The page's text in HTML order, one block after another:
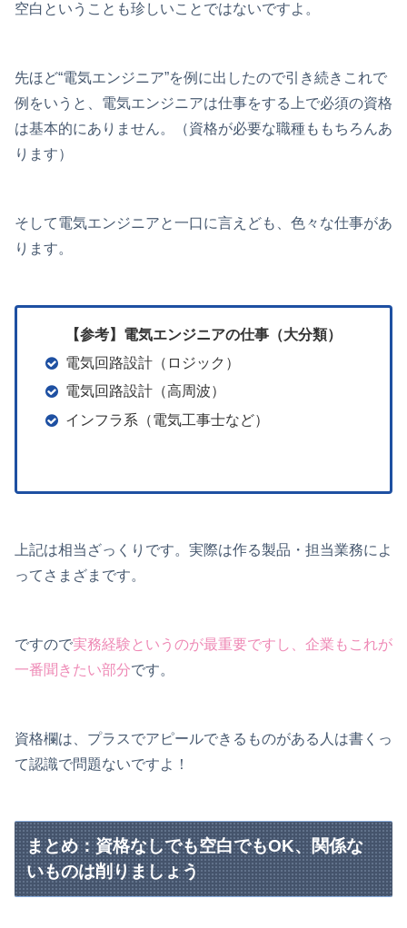
空白ということも珍しいことではないですよ。
先ほど“電気エンジニア”を例に出したので引き続きこれで
例をいうと、電気エンジニアは仕事をする上で必須の資格
は基本的にありません。（資格が必要な職種ももちろんあ
ります）
そして電気エンジニアと一口に言えども、色々な仕事があ
ります。
【参考】電気エンジニアの仕事（大分類）
電気回路設計（ロジック）
電気回路設計（高周波）
インフラ系（電気工事士など）
上記は相当ざっくりです。実際は作る製品・担当業務によ
ってさまざまです。
ですので実務経験というのが最重要ですし、企業もこれが
一番聞きたい部分です。
資格欄は、プラスでアピールできるものがある人は書くっ
て認識で問題ないですよ！
まとめ：資格なしでも空白でもOK、関係な
いものは削りましょう